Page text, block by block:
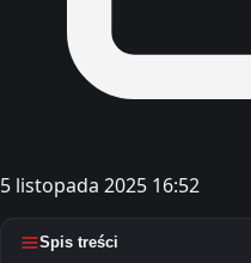
5 listopada 2025 16:52
Spis treści